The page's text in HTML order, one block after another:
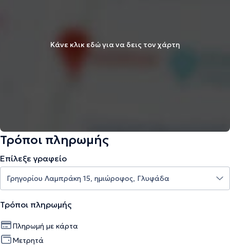
Κάνε κλικ εδώ για να δεις τον χάρτη
Τρόποι πληρωμής
Επίλεξε γραφείο
Τρόποι πληρωμής
Πληρωμή με κάρτα
Μετρητά